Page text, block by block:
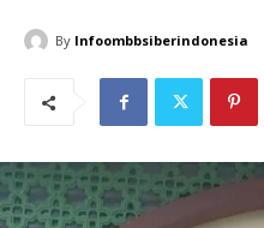
By Infoombbsiberindonesia